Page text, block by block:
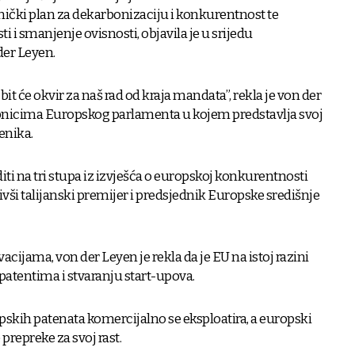
plan za dekarbonizaciju i konkurentnost te
i smanjenje ovisnosti, objavila je u srijedu
Leyen.
će okvir za naš rad od kraja mandata”, rekla je von der
Europskog parlamenta u kojem predstavlja svoj
na tri stupa iz izvješća o europskoj konkurentnosti
talijanski premijer i predsjednik Europske središnje
von der Leyen je rekla da je EU na istoj razini
i stvaranju start-upova.
patenata komercijalno se eksploatira, a europski
za svoj rast.